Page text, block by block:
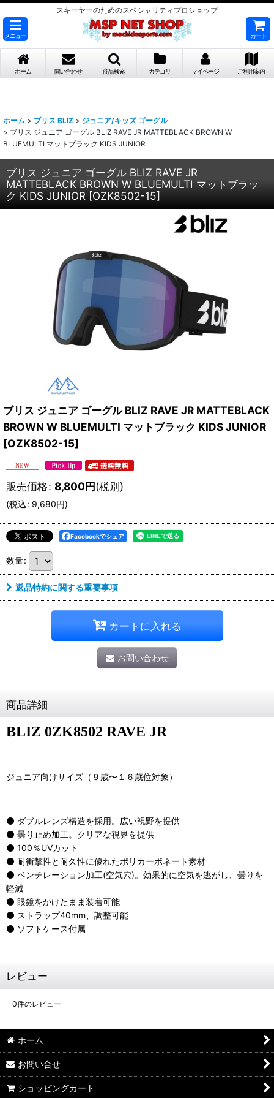
スキーヤーのためのスペシャリティプロショップ
メニュー カート
ホーム 問い合わせ 商品検索 カテゴリ マイページ ご利用案内
ホーム > ブリス BLIZ > ジュニア/キッズ ゴーグル
> ブリス ジュニア ゴーグル BLIZ RAVE JR MATTEBLACK BROWN W
BLUEMULTI マットブラック KIDS JUNIOR
ブリス ジュニア ゴーグル BLIZ RAVE JR
MATTEBLACK BROWN W BLUEMULTI マットブラッ
ク KIDS JUNIOR [OZK8502-15]
ブリス ジュニア ゴーグル BLIZ RAVE JR MATTEBLACK
BROWN W BLUEMULTI マットブラック KIDS JUNIOR
[OZK8502-15]
販売価格: 8,800円(税別)
(税込: 9,680円)
Facebookでシェア
数量:
返品特約に関する重要事項
カートに入れる
お問い合わせ
商品詳細
BLIZ 0ZK8502 RAVE JR
ジュニア向けサイズ（９歳〜１６歳位対象）
⚫ ダブルレンズ構造を採用。広い視野を提供
⚫ 曇り止め加工。クリアな視界を提供
⚫ 100％UVカット
⚫ 耐衝撃性と耐久性に優れたポリカーボネート素材
⚫ ベンチレーション加工(空気穴)。効果的に空気を逃がし、曇りを
軽減
⚫ 眼鏡をかけたまま装着可能
⚫ ストラップ40mm、調整可能
⚫ ソフトケース付属
レビュー
0件のレビュー
ホーム
お問い合せ
ショッピングカート